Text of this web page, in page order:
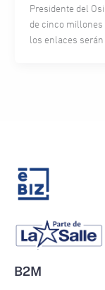
Presidente del
de cinco millones
los enlaces
B2M